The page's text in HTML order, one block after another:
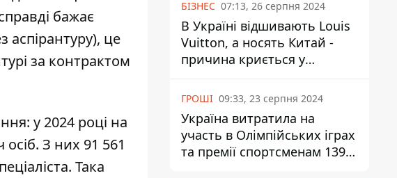
бажає
аспірантуру), це
за контрактом
у 2024 році на
осіб. З них 91 561
Така
БІЗНЕС 07:13, 26 серпня 2024
В Україні відшивають Louis
Vuitton, а носять Китай -
причина криється у
податках
ГРОШІ 09:33, 23 серпня 2024
Україна витратила на
участь в Олімпійських іграх
та премії спортсменам 139,6